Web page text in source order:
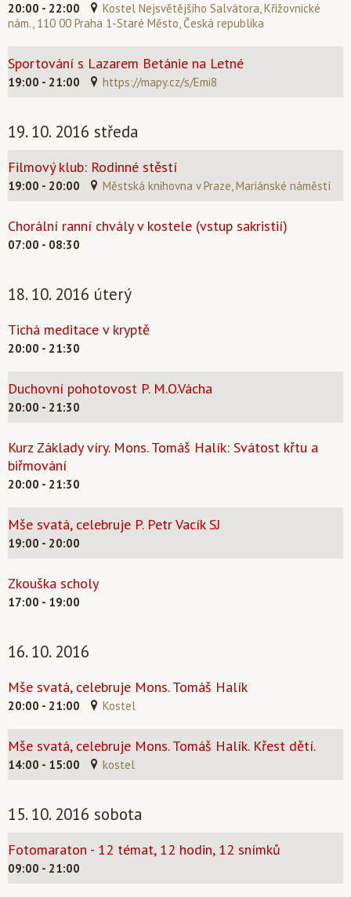
20:00 - 22:00
Kostel Nejsvětějšího Salvátora, Křižovnické
nám., 110 00 Praha 1-Staré Město, Česká republika
Sportování s Lazarem Betánie na Letné
19:00 - 21:00 https://mapy.cz/s/Emi8
19. 10. 2016 středa
Filmový klub: Rodinné stěstí
19:00 - 20:00 Městská knihovna v Praze, Mariánské náměstí
Chorální ranní chvály v kostele (vstup sakristií)
07:00 - 08:30
18. 10. 2016 úterý
Tichá meditace v kryptě
20:00 - 21:30
Duchovní pohotovost P. M.O.Vácha
20:00 - 21:30
Kurz Základy víry. Mons. Tomáš Halík: Svátost křtu a
biřmování
20:00 - 21:30
Mše svatá, celebruje P. Petr Vacík SJ
19:00 - 20:00
Zkouška scholy
17:00 - 19:00
16. 10. 2016
Mše svatá, celebruje Mons. Tomáš Halík
20:00 - 21:00 Kostel
Mše svatá, celebruje Mons. Tomáš Halík. Křest dětí.
14:00 - 15:00 kostel
15. 10. 2016 sobota
Fotomaraton - 12 témat, 12 hodin, 12 snímků
09:00 - 21:00